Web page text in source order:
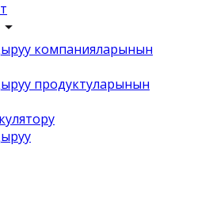
компанияларынын
продуктуларынын